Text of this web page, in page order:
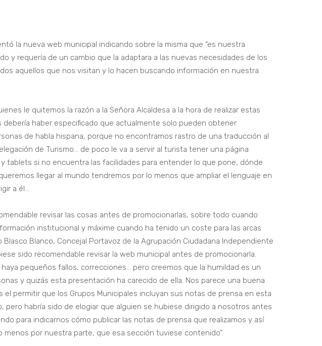
la nueva web municipal indicando sobre la misma que “es nuestra
y requería de un cambio que la adaptara a las nuevas necesidades de los
aquellos que nos visitan y lo hacen buscando información en nuestra
le quitemos la razón a la Señora Alcaldesa a la hora de realizar estas
debería haber especificado que actualmente solo pueden obtener
de habla hispana, porque no encontramos rastro de una traducción al
de Turismo… de poco le va a servir al turista tener una página
tablets si no encuentra las facilidades para entender lo que pone, dónde
llegar al mundo tendremos por lo menos que ampliar el lenguaje en
a él…
revisar las cosas antes de promocionarlas, sobre todo cuando
institucional y máxime cuando ha tenido un coste para las arcas
Blasco Blanco, Concejal Portavoz de la Agrupación Ciudadana Independiente
sido recomendable revisar la web municipal antes de promocionarla.
pequeños fallos, correcciones… pero creemos que la humildad es un
y quizás esta presentación ha carecido de ella. Nos parece una buena
el permitir que los Grupos Municipales incluyan sus notas de prensa en esta
pero habría sido de elogiar que alguien se hubiese dirigido a nosotros antes
para indicarnos cómo publicar las notas de prensa que realizamos y así
menos por nuestra parte, que esa sección tuviese contenido”.